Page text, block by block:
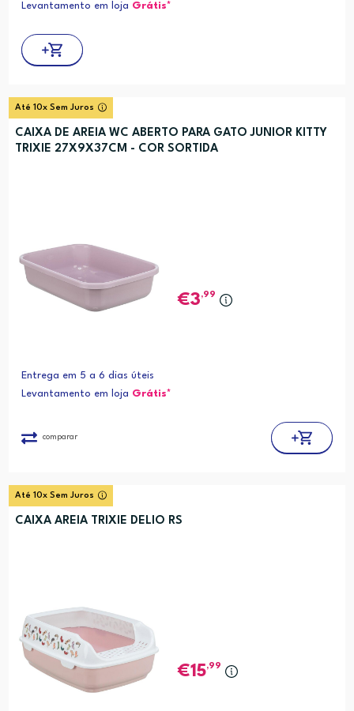
Levantamento em loja Grátis*
Até 10x Sem Juros
CAIXA DE AREIA WC ABERTO PARA GATO JUNIOR KITTY
TRIXIE 27X9X37CM - COR SORTIDA
3,99
Entrega em 5 a 6 dias úteis
Levantamento em loja Grátis*
comparar
Até 10x Sem Juros
CAIXA AREIA TRIXIE DELIO RS
15,99